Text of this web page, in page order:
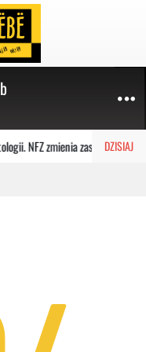
DZISIAJ
NFZ zmienia zasady badań